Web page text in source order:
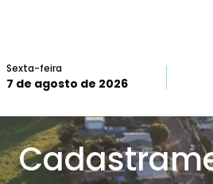
Sexta-feira
7 de agosto de 2026